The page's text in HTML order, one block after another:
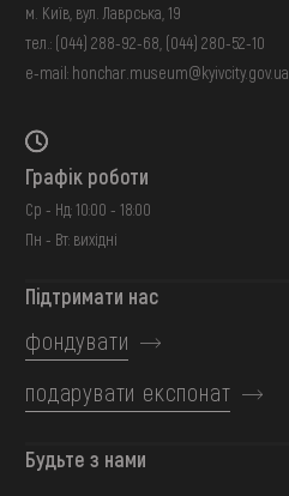
м. Київ, вул. Лаврська, 19
тел.: (044) 288-92-68 (044) 280-52-10
e-mail: honchar.museum@kyivcity.gov.ua
Графік роботи
Ср - Нд: 10:00 - 18:00
Пн - Вт: вихідні
Підтримати нас
фондувати
подарувати експонат
Будьте з нами